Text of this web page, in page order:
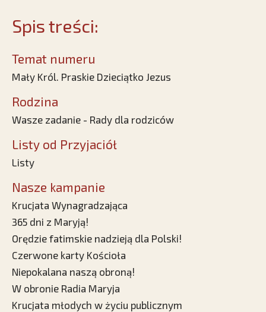
Spis treści:
Temat numeru
Mały Król. Praskie Dzieciątko Jezus
Rodzina
Wasze zadanie - Rady dla rodziców
Listy od Przyjaciół
Listy
Nasze kampanie
Krucjata Wynagradzająca
365 dni z Maryją!
Orędzie fatimskie nadzieją dla Polski!
Czerwone karty Kościoła
Niepokalana naszą obroną!
W obronie Radia Maryja
Krucjata młodych w życiu publicznym